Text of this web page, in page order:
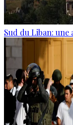
Sud du Liban: